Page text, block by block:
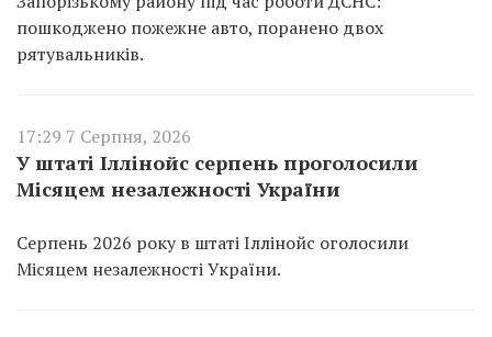
пошкоджено пожежне авто, поранено двох
рятувальників.
17:29 7 Серпня, 2026
У штаті Іллінойс серпень проголосили
Місяцем незалежності України
Серпень 2026 року в штаті Іллінойс оголосили
Місяцем незалежності України.